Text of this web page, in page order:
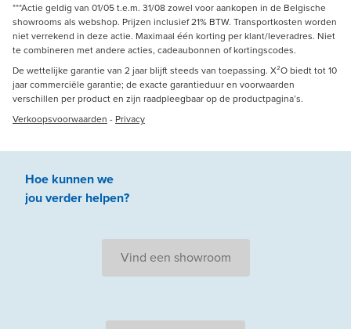
***Actie geldig van 01/05 t.e.m. 31/08 zowel voor aankopen in de Belgische
showrooms als webshop. Prijzen inclusief 21% BTW. Transportkosten worden
niet verrekend in deze actie. Maximaal één korting per klant/leveradres. Niet
te combineren met andere acties, cadeaubonnen of kortingscodes.
De wettelijke garantie van 2 jaar blijft steeds van toepassing. X²O biedt tot 10
jaar commerciële garantie; de exacte garantieduur en voorwaarden
verschillen per product en zijn raadpleegbaar op de productpagina’s.
Verkoopsvoorwaarden - Privacy
Hoe kunnen we
jouverder helpen?
Vind een showroom